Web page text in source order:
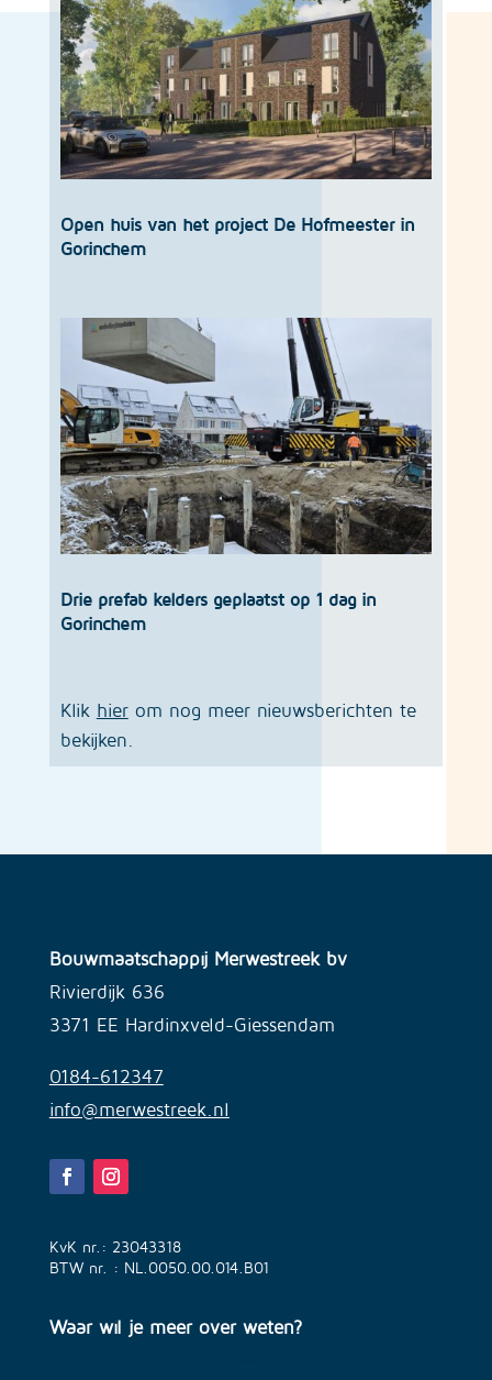
Open huis van het project De Hofmeester in
Gorinchem
Drie prefab kelders geplaatst op 1 dag in
Gorinchem
Klik hierom nog meer nieuwsberichten te
bekijken.
Bouwmaatschappij Merwestreek bv
Rivierdijk 636
3371 EE Hardinxveld-Giessendam
0184-612347
info@merwestreek.nl
KvK nr.: 23043318
BTW nr. : NL.0050.00.014.B01
Waar wil je meer over weten?